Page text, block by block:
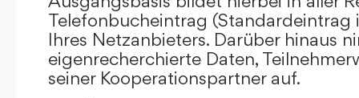
Telefonbucheintrag (Standardeintrag
Ihres Netzanbieters. Darüber hinaus
eigenrecherchierte Daten,
seiner Kooperationspartner auf.